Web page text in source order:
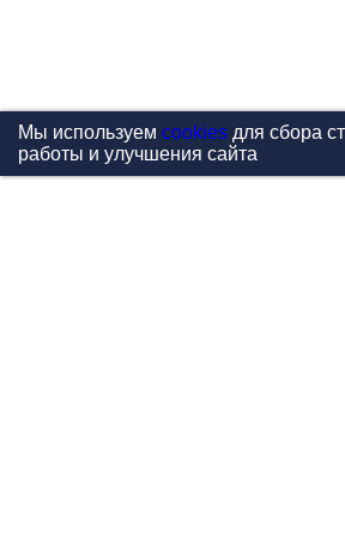
Мы используем cookiesдля сбора
работы и улучшения сайта